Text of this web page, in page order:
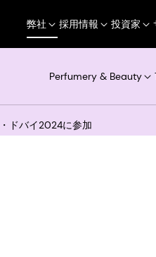
弊社 採用情報 投資家
Perfumery & Beauty
ドバイ2024に参加